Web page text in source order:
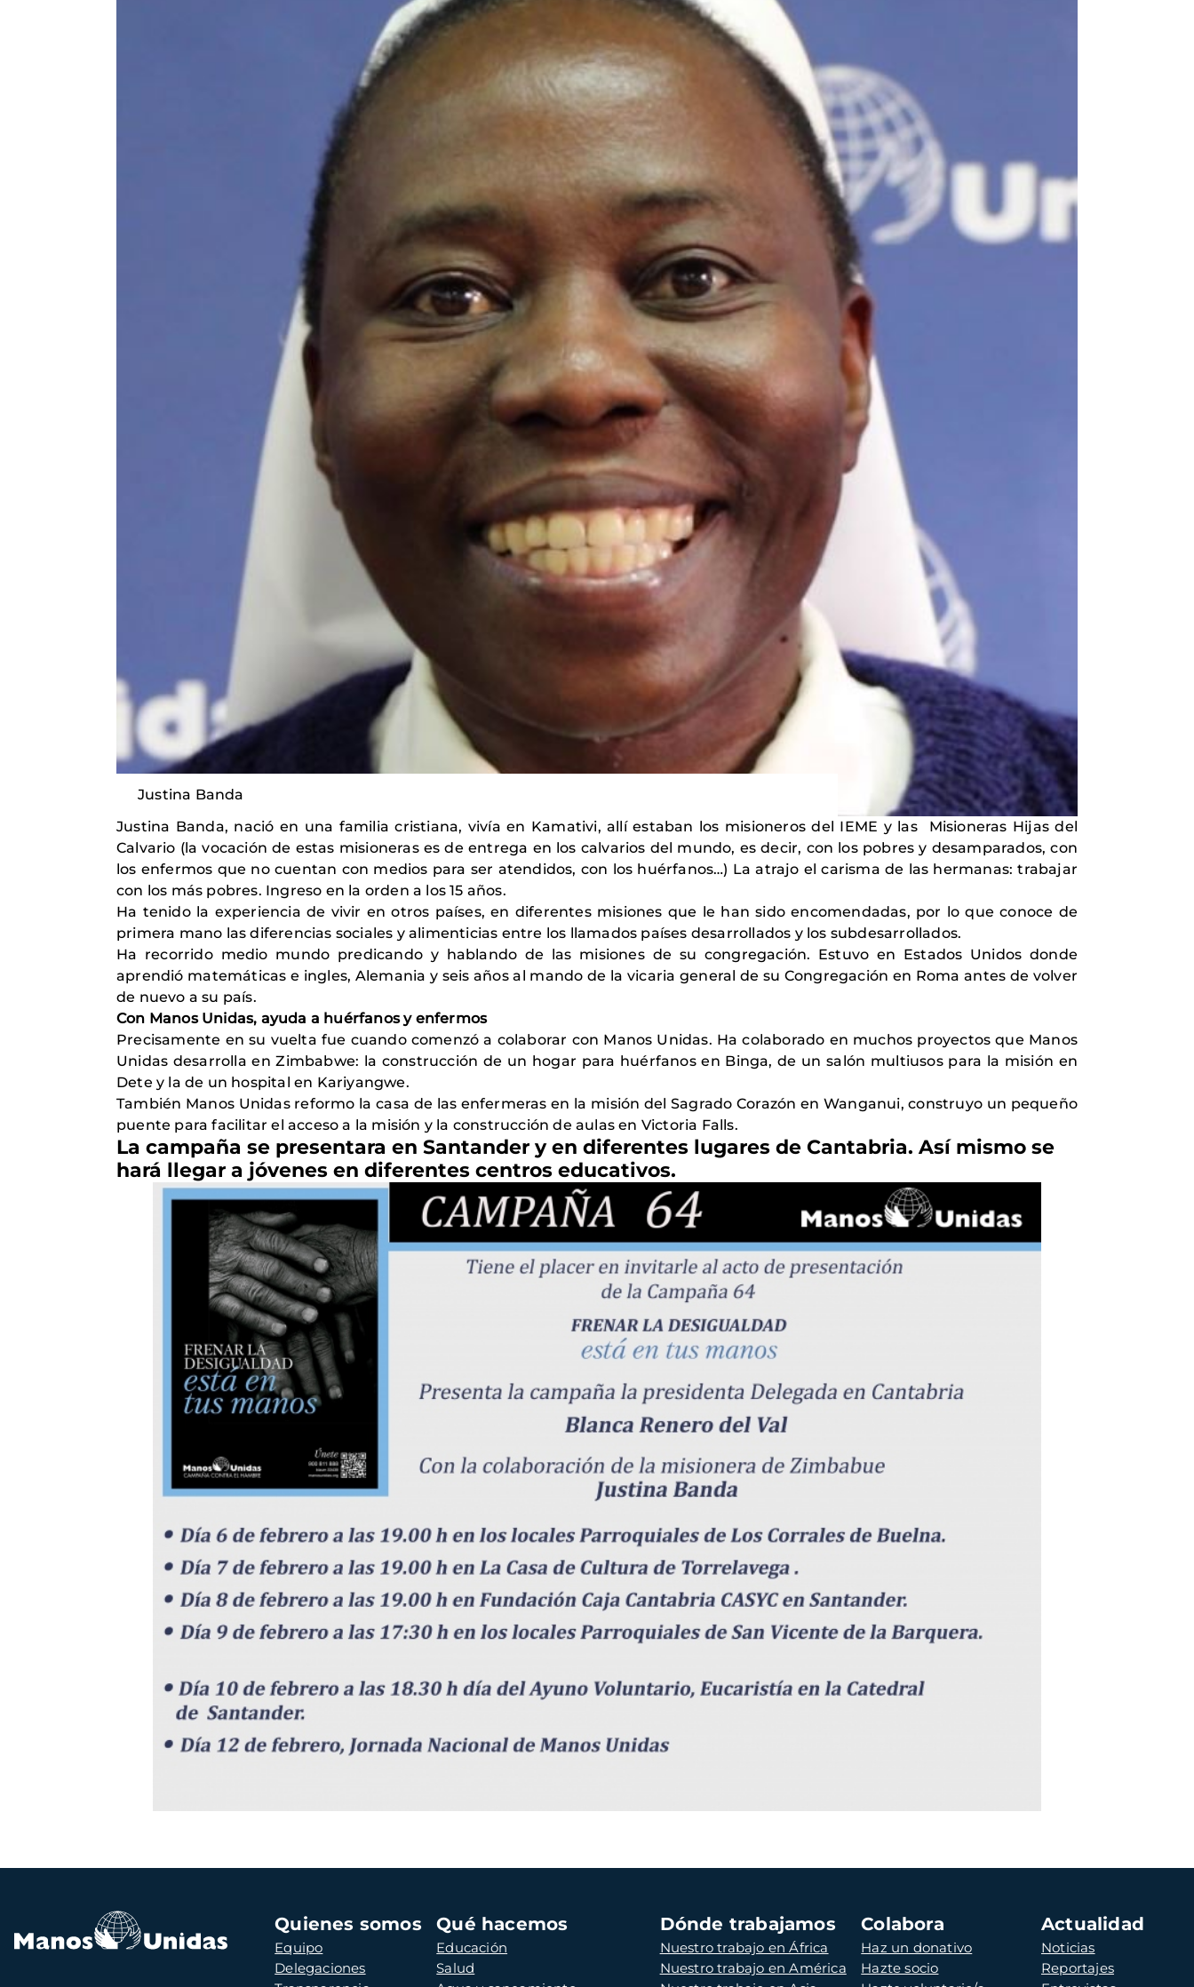
Justina Banda
Justina Banda, nació en una familia cristiana, vivía en Kamativi, allí estaban los misioneros del IEME y las Misioneras Hijas del
Calvario (la vocación de estas misioneras es de entrega en los calvarios del mundo, es decir, con los pobres y desamparados, con
los enfermos que no cuentan con medios para ser atendidos, con los huérfanos…) La atrajo el carisma de las hermanas: trabajar
con los más pobres. Ingreso en la orden a los 15 años.
Ha tenido la experiencia de vivir en otros países, en diferentes misiones que le han sido encomendadas, por lo que conoce de
primera mano las diferencias sociales y alimenticias entre los llamados países desarrollados y los subdesarrollados.
Ha recorrido medio mundo predicando y hablando de las misiones de su congregación. Estuvo en Estados Unidos donde
aprendió matemáticas e ingles, Alemania y seis años al mando de la vicaria general de su Congregación en Roma antes de volver
de nuevo a su país.
Con Manos Unidas, ayuda a huérfanos y enfermos
Precisamente en su vuelta fue cuando comenzó a colaborar con Manos Unidas. Ha colaborado en muchos proyectos que Manos
Unidas desarrolla en Zimbabwe: la construcción de un hogar para huérfanos en Binga, de un salón multiusos para la misión en
Dete y la de un hospital en Kariyangwe.
También Manos Unidas reformo la casa de las enfermeras en la misión del Sagrado Corazón en Wanganui, construyo un pequeño
puente para facilitar el acceso a la misión y la construcción de aulas en Victoria Falls.
La campaña se presentara en Santander y en diferentes lugares de Cantabria. Así mismo se
hará llegar a jóvenes en diferentes centros educativos.
Navegación
principal
Quienes somos
Equipo
Delegaciones
Qué hacemos
Educación
Salud
Dónde trabajamos
Nuestro trabajo en África
Nuestro trabajo en América
Colabora
Haz un donativo
Hazte socio
Actualidad
Noticias
Reportajes